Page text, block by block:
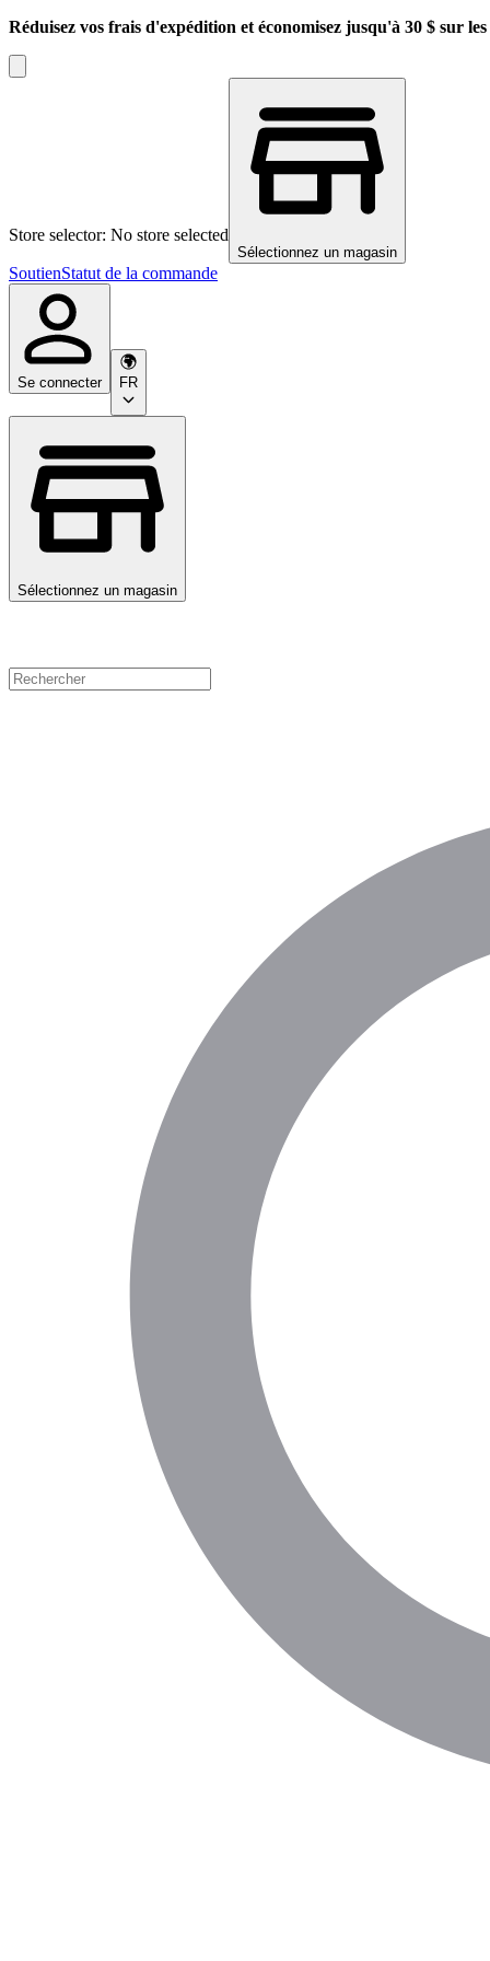
Réduisez vos frais d'expédition et économisez jusqu'à 30 $ sur
Store selector: No store selected
Sélectionnez un magasin
SoutienStatut de la commande
Se connecter FR
Sélectionnez un magasin